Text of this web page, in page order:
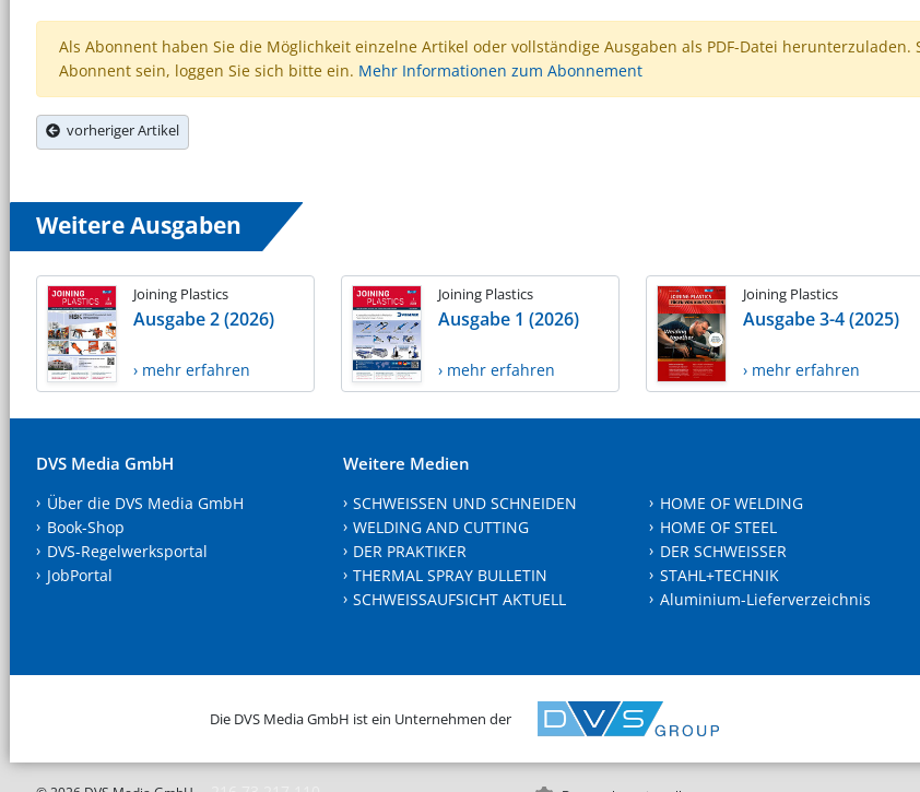
Als Abonnent haben Sie die Möglichkeit einzelne Artikel oder vollständige Ausgaben als PDF-Datei herunterzuladen.
Abonnent sein, loggen Sie sich bitte ein. Mehr Informationen zum Abonnement
vorheriger Artikel
Weitere Ausgaben
Joining Plastics
Ausgabe 2 (2026)
› mehr erfahren
Joining Plastics
Ausgabe 1 (2026)
› mehr erfahren
Joining Plastics
Ausgabe 3-4 (2025)
› mehr erfahren
DVS Media GmbH
Über die DVS Media GmbH
Book-Shop
DVS-Regelwerksportal
JobPortal
Weitere Medien
SCHWEISSEN UND SCHNEIDEN
WELDING AND CUTTING
DER PRAKTIKER
THERMAL SPRAY BULLETIN
SCHWEISSAUFSICHT AKTUELL
HOME OF WELDING
HOME OF STEEL
DER SCHWEISSER
STAHL+TECHNIK
Aluminium-Lieferverzeichnis
Die DVS Media GmbH ist ein Unternehmen der